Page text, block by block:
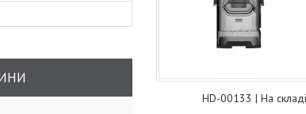
HD-00133 | На